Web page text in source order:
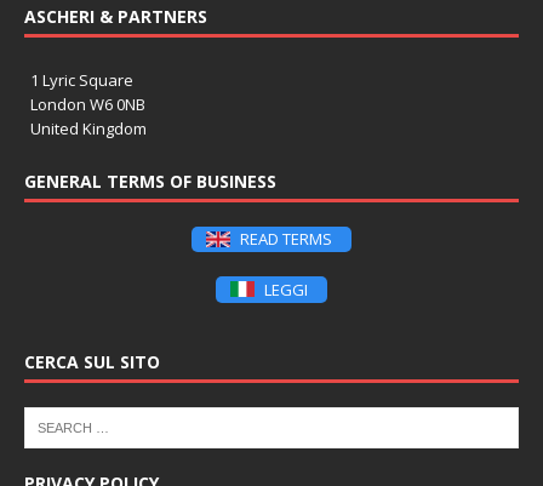
ASCHERI & PARTNERS
1 Lyric Square
London W6 0NB
United Kingdom
GENERAL TERMS OF BUSINESS
READ TERMS
LEGGI
CERCA SUL SITO